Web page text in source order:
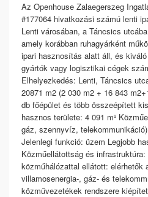
Az Openhouse Zalaegerszeg
#177064 hivatkozási számú lenti
Lenti városában, a Táncsics
amely korábban ruhagyárként
ipari hasznosítás alatt áll, és
gyártók vagy logisztikai cégek
Elhelyezkedés: Lenti, Táncsics
20871 m2 (2 030 m2 + 16 843
db főépület és több összeépített
hasznos területe: 4 091 m²
gáz, szennyvíz,
Jelenlegi funkció: üzem Legjobb
Közműellátottság és
közműhálózattal ellátott: elérhetők
villamosenergia-, gáz- és
közművezetékek rendszere